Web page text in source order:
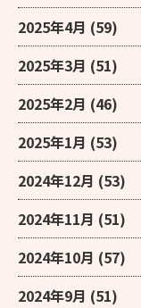
2025年4月 (59)
2025年3月 (51)
2025年2月 (46)
2025年1月 (53)
2024年12月 (53)
2024年11月 (51)
2024年10月 (57)
2024年9月 (51)